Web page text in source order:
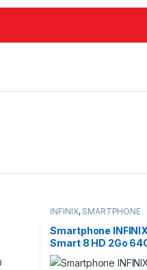
INFINIX, SMARTPHONE
Smartphone INFINIX
Smart 8 HD 2Go
Noir